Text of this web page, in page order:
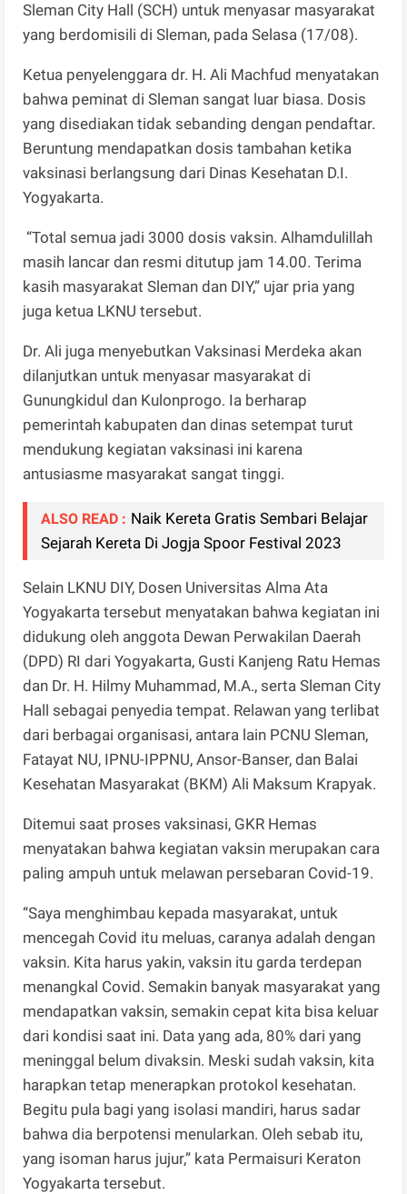
Sleman City Hall (SCH) untuk menyasar masyarakat
yang berdomisili di Sleman, pada Selasa (17/08).
Ketua penyelenggara dr. H. Ali Machfud menyatakan
bahwa peminat di Sleman sangat luar biasa. Dosis
yang disediakan tidak sebanding dengan pendaftar.
Beruntung mendapatkan dosis tambahan ketika
vaksinasi berlangsung dari Dinas Kesehatan D.I.
Yogyakarta.
“Total semua jadi 3000 dosis vaksin. Alhamdulillah
masih lancar dan resmi ditutup jam 14.00. Terima
kasih masyarakat Sleman dan DIY,” ujar pria yang
juga ketua LKNU tersebut.
Dr. Ali juga menyebutkan Vaksinasi Merdeka akan
dilanjutkan untuk menyasar masyarakat di
Gunungkidul dan Kulonprogo. Ia berharap
pemerintah kabupaten dan dinas setempat turut
mendukung kegiatan vaksinasi ini karena
antusiasme masyarakat sangat tinggi.
ALSO READ : Naik Kereta Gratis Sembari Belajar
Sejarah Kereta Di Jogja Spoor Festival 2023
Selain LKNU DIY, Dosen Universitas Alma Ata
Yogyakarta tersebut menyatakan bahwa kegiatan ini
didukung oleh anggota Dewan Perwakilan Daerah
(DPD) RI dari Yogyakarta, Gusti Kanjeng Ratu Hemas
dan Dr. H. Hilmy Muhammad, M.A., serta Sleman City
Hall sebagai penyedia tempat. Relawan yang terlibat
dari berbagai organisasi, antara lain PCNU Sleman,
Fatayat NU, IPNU-IPPNU, Ansor-Banser, dan Balai
Kesehatan Masyarakat (BKM) Ali Maksum Krapyak.
Ditemui saat proses vaksinasi, GKR Hemas
menyatakan bahwa kegiatan vaksin merupakan cara
paling ampuh untuk melawan persebaran Covid-19.
“Saya menghimbau kepada masyarakat, untuk
mencegah Covid itu meluas, caranya adalah dengan
vaksin. Kita harus yakin, vaksin itu garda terdepan
menangkal Covid. Semakin banyak masyarakat yang
mendapatkan vaksin, semakin cepat kita bisa keluar
dari kondisi saat ini. Data yang ada, 80% dari yang
meninggal belum divaksin. Meski sudah vaksin, kita
harapkan tetap menerapkan protokol kesehatan.
Begitu pula bagi yang isolasi mandiri, harus sadar
bahwa dia berpotensi menularkan. Oleh sebab itu,
yang isoman harus jujur,” kata Permaisuri Keraton
Yogyakarta tersebut.